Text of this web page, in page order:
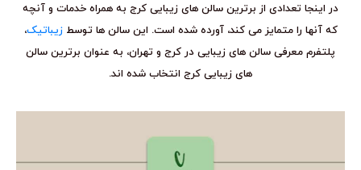
در اینجا تعدادی از برترین سالن های زیبایی کرج به همراه خدمات و آنچه
که آنها را متمایز می کند، آورده شده است. این سالن ها توسطزیباتیک،
پلتفرم معرفی سالن های زیبایی در کرج و تهران، به عنوان برترین سالن
های زیبایی کرج انتخاب شده اند.